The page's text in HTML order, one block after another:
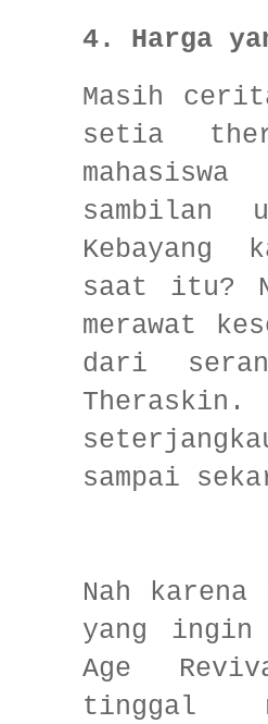
4. Harga
Masih
setia
sambilan
Kebayang
saat itu?
merawat
dari
Theraskin.
sampai
Nah
yang ingin
Age
tinggal